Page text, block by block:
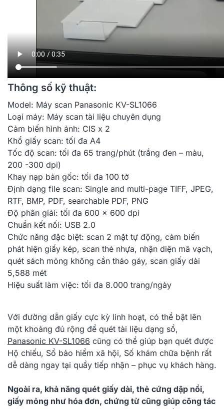
Thông số kỹ thuật:
Model: Máy scan Panasonic KV-SL1066
Loại máy: Máy scan tài liệu chuyên dụng
Cảm biến hình ảnh: CIS x 2
Khổ giấy scan: tối đa A4
Tốc độ scan: tối đa 65 trang/phút (trắng đen – màu,
200 -300 dpi)
Khay nạp bản gốc: tối đa 100 tờ
Định dạng file scan: Single and multi-page TIFF, JPEG,
RTF, BMP, PDF, searchable PDF, PNG
Độ phân giải: tối đa 600 x 600 dpi
Chuẩn kết nối: USB 2.0
Chức năng đặc biệt: scan 2 mặt tự động, cảm biến
phát hiện giấy kép, scan thẻ nhựa, nhận diện mã vạch,
quét sách mỏng không cần tháo gáy, scan giấy dài
5,588 mét
Hiệu suất làm việc: tối đa 8.000 trang/ngày
Với đường dẫn giấy cực kỳ linh hoạt, có thể bật lên
một khoảng đủ rộng để quét tài liệu dạng sổ,
Panasonic KV-SL1066 cũng có thể giúp bạn quét được
Hộ chiếu, Sổ bảo hiểm xã hội, Số khám chữa bệnh rất
dễ dàng ngay tại quầy tiếp nhận – phục vụ khách hàng.
Ngoài ra, khả năng quét giấy dài, thẻ cứng dập nổi,
giấy mỏng như hóa đơn, chứng từ cũng giúp công tác